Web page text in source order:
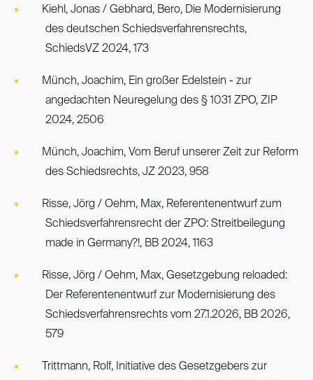
Kiehl, Jonas / Gebhard, Bero, Die Modernisierung
des deutschen Schiedsverfahrensrechts,
SchiedsVZ 2024, 173
Münch, Joachim, Ein großer Edelstein - zur
angedachten Neuregelung des § 1031 ZPO, ZIP
2024, 2506
Münch, Joachim, Vom Beruf unserer Zeit zur Reform
des Schiedsrechts, JZ 2023, 958
Risse, Jörg / Oehm, Max, Referentenentwurf zum
Schiedsverfahrensrecht der ZPO: Streitbeilegung
made in Germany?!, BB 2024, 1163
Risse, Jörg / Oehm, Max, Gesetzgebung reloaded:
Der Referentenentwurf zur Modernisierung des
Schiedsverfahrensrechts vom 27.1.2026, BB 2026,
579
Trittmann, Rolf, Initiative des Gesetzgebers zur